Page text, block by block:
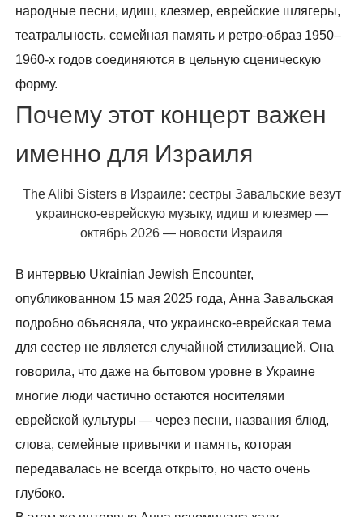
народные песни, идиш, клезмер, еврейские шлягеры,
театральность, семейная память и ретро-образ 1950–
1960-х годов соединяются в цельную сценическую
форму.
Почему этот концерт важен
именно для Израиля
The Alibi Sisters в Израиле: сестры Завальские везут
украинско-еврейскую музыку, идиш и клезмер —
октябрь 2026 — новости Израиля
В интервью Ukrainian Jewish Encounter,
опубликованном 15 мая 2025 года, Анна Завальская
подробно объясняла, что украинско-еврейская тема
для сестер не является случайной стилизацией. Она
говорила, что даже на бытовом уровне в Украине
многие люди частично остаются носителями
еврейской культуры — через песни, названия блюд,
слова, семейные привычки и память, которая
передавалась не всегда открыто, но часто очень
глубоко.